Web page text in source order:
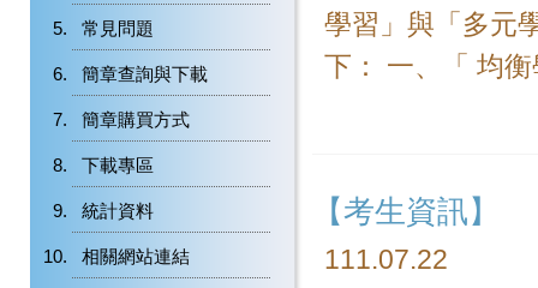
常見問題
簡章查詢與下載
簡章購買方式
下載專區
統計資料
相關網站連結
學習」與「多元
下： 一、「 均
【考生資訊】
111.07.22